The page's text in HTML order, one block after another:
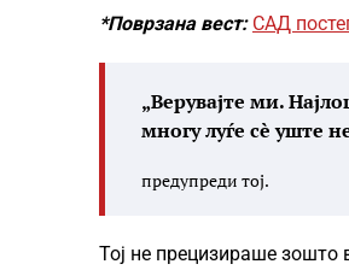
*Поврзана вест: САД
„Верувајте ми.
многу луѓе сè уште
предупреди тој.
Тој не прецизираше зошто